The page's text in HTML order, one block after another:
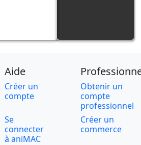
Aide
Créer un
compte
Obtenir un
compte
professionnel
Se
connecter
à aniMAC
Créer un
commerce